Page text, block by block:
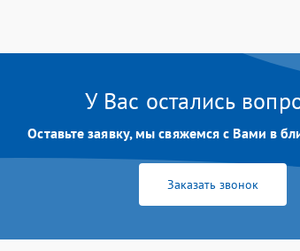
У Вас остались
Оставьте заявку, мы свяжемся с Вами в
Заказать звонок